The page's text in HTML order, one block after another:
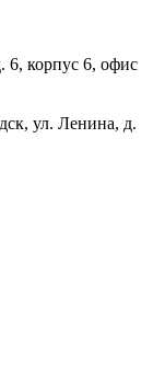
6, корпус 6, офис
ул. Ленина, д.